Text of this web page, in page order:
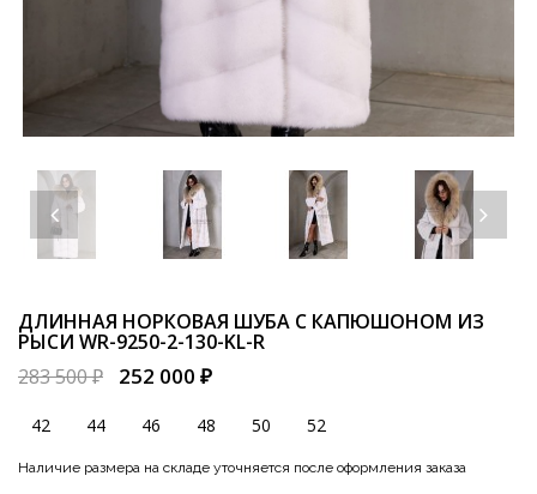
ДЛИННАЯ НОРКОВАЯ ШУБА С КАПЮШОНОМ ИЗ
РЫСИ WR-9250-2-130-KL-R
283 500 ₽
252 000 ₽
42 44 46 48 50 52
Наличие размера на складе уточняется после оформления заказа